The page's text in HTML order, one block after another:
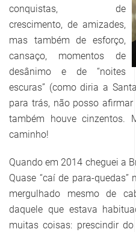
conquistas, de
crescimento, de amizades,
mas também de esforço,
cansaço, momentos de
desânimo e de “noites
escuras” (como diria a
para trás, não posso
também houve
caminho!
Quando em 2014 cheguei a
Quase “caí de para-
mergulhado mesmo de
daquele que estava
muitas coisas: prescindir